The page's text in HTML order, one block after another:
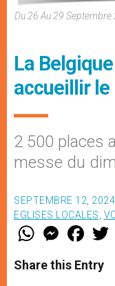
Du 26 Au 29 Septembre
La
accueillir le
2 500 places
messe du
SEPTEMBRE 12,
EGLISES LOCALES
W
t
s
M
e
s
e
F
a
e
b
Share this Entry